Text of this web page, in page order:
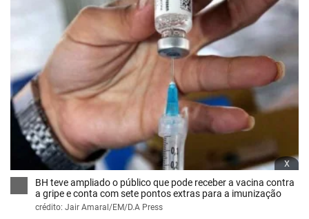
x
BH teve ampliado o público que pode receber a vacina contra
a gripe e conta com sete pontos extras para a imunização
crédito: Jair Amaral/EM/D.A Press